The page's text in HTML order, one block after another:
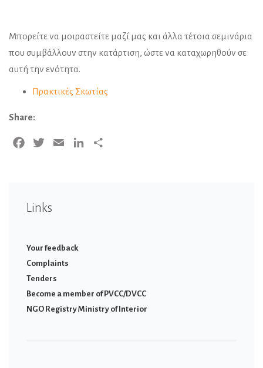
Μπορείτε να μοιραστείτε μαζί μας και άλλα τέτοια σεμινάρια
που συμβάλλουν στην κατάρτιση, ώστε να καταχωρηθούν σε
αυτή την ενότητα.
Πρακτικές Σκωτίας
Share:
Facebook
Twitter Email LinkedIn
Links
Your feedback
Complaints
Tenders
Become a member of PVCC/DVCC
NGO Registry Ministry of Interior